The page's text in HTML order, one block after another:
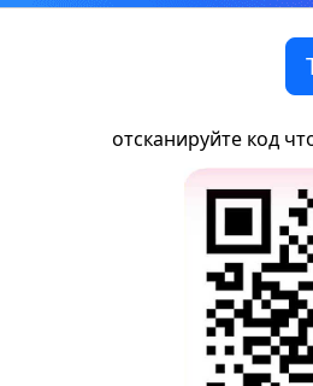
[1]
отсканируйте код